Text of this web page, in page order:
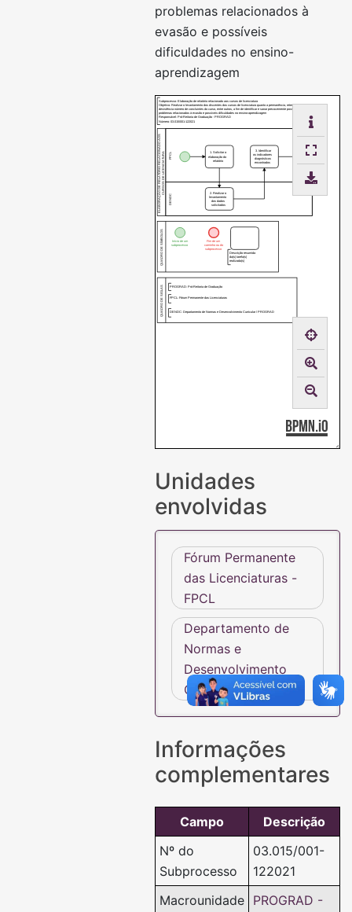
problemas relacionados à
evasão e possíveis
dificuldades no ensino-
aprendizagem
ELABORAÇÃO DE RELATÓRIO RELACIONADO AOSCURSOS DE LICENCIATURA
DENDC
FPCL 1. Solicitar a
elaboração do
relatório
2. Realizar o
levantamento
dos dados
solicitados
3. Identificar
os indicadores
diagnósticos
encontrados
QUADRO DE SÍMBOLOS Início de um
subprocesso
Fim de um
caminho ou do
subprocesso
Descrição resumida
da(s) tarefa(s)
realizada(s)
QUADRO DE SIGLAS PROGRAD: Pró-Reitoria de Graduação
FPCL: Fórum Permanente das Licenciaturas
DENDC: Departamento de Normas e Desenvolvimento Curricular / PROGRAD
Subprocesso: Elaboração de relatório relacionado aos cursos de licenciatura
Objetivo: Realizar o levantamento dos discentes dos cursos de licenciatura quanto a permanência, retenção,
desistência número de concluintes do curso, entre outros, a fim de identificar e sanar precocemente possíveis
problemas relacionados à evasão e possíveis dificuldades no ensino-aprendizagem
Responsável: Pró-Reitoria de Graduação - PROGRAD
Número: 03.015/001-122021
Unidades
envolvidas
Fórum Permanente
das Licenciaturas -
FPCL
Departamento de
Normas e
Desenvolvimento
Curricular - DENDC
Informações
complementares
Campo
Descrição
Nº do
Subprocesso
03.015/001-
122021
Macrounidade PROGRAD -